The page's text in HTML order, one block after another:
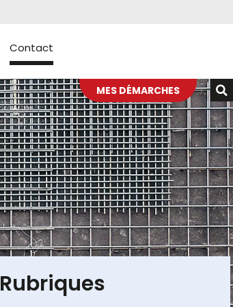
Contact
MES DÉMARCHES
Rubriques